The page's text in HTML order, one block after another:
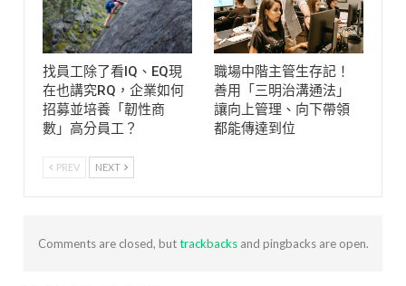
找員工除了看IQ、EQ現
在也講究RQ，企業如何
招募並培養「韌性商
數」高分員工？
職場中階主管生存記！
善用「三明治溝通法」
讓向上管理、向下帶領
都能傳達到位
PREV NEXT
Comments are closed, buttrackbacksand pingbacks are open.